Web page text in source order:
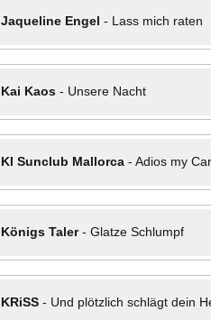
Jaqueline Engel - Lass mich raten
Kai Kaos- Unsere Nacht
KI Sunclub Mallorca- Adios my
Königs Taler- Glatze Schlumpf
KRiSS- Und plötzlich schlägt dein